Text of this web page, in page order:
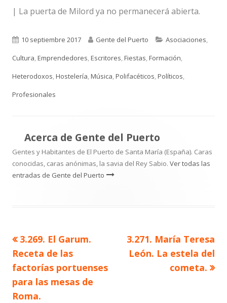
| La puerta de Milord ya no permanecerá abierta.
Publicado
el
10 septiembre 2017 Autor
Gente del Puerto Categorías
Asociaciones,
Cultura,Emprendedores,Escritores,Fiestas,Formación,
Heterodoxos,Hostelería,Música,Polifacéticos,Políticos,
Profesionales
Acerca de Gente del Puerto
Gentes y Habitantes de El Puerto de Santa María (España). Caras
conocidas, caras anónimas, la savia del Rey Sabio. Ver todas las
entradas de Gente del Puerto
Navegación
de
entradas
Artículo
anterior
3.269. El Garum.
Receta de las
factorías portuenses
para las mesas de
Roma.
Artículo
siguiente
3.271. María Teresa
León. La estela del
cometa.